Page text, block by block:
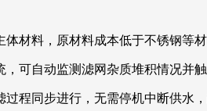
材料，原材料成本低于不锈钢等
可自动监测滤网杂质堆积情况并
程同步进行，无需停机中断供水